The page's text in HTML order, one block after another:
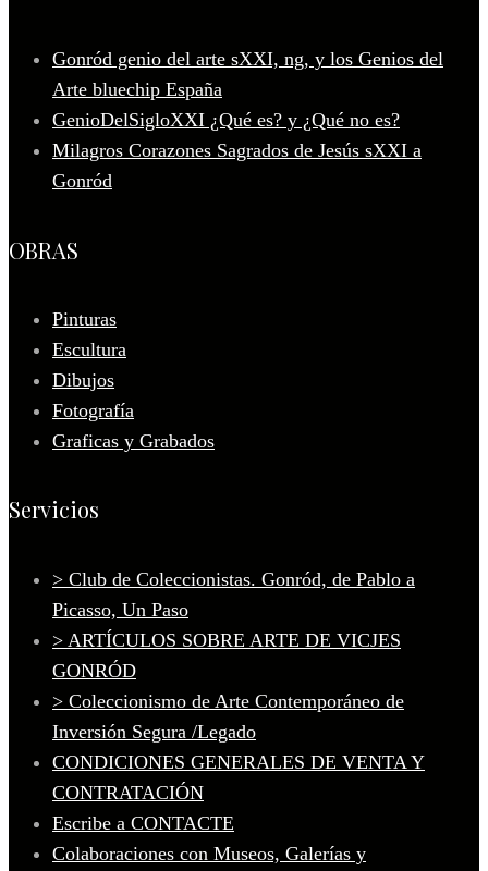
Gonród genio del arte sXXI, ng, y los Genios del
Arte bluechip España
GenioDelSigloXXI ¿Qué es? y ¿Qué no es?
Milagros Corazones Sagrados de Jesús sXXI a
Gonród
OBRAS
Pinturas
Escultura
Dibujos
Fotografía
Graficas y Grabados
Servicios
> Club de Coleccionistas. Gonród, de Pablo a
Picasso, Un Paso
> ARTÍCULOS SOBRE ARTE DE VICJES
GONRÓD
> Coleccionismo de Arte Contemporáneo de
Inversión Segura /Legado
CONDICIONES GENERALES DE VENTA Y
CONTRATACIÓN
Escribe a CONTACTE
Colaboraciones con Museos, Galerías y